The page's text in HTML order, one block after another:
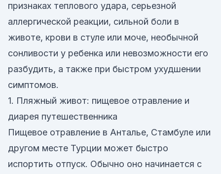
признаках теплового удара, серьезной
аллергической реакции, сильной боли в
животе, крови в стуле или моче, необычной
сонливости у ребенка или невозможности его
разбудить, а также при быстром ухудшении
симптомов.
1. Пляжный живот: пищевое отравление и
диарея путешественника
Пищевое отравление в Анталье, Стамбуле или
другом месте Турции может быстро
испортить отпуск. Обычно оно начинается с